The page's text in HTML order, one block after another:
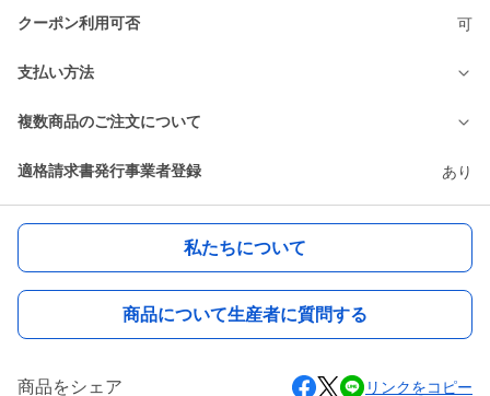
クーポン利用可否 可
支払い方法
複数商品のご注文について
適格請求書発行事業者登録 あり
私たちについて
商品について生産者に質問する
商品をシェア リンクをコピー